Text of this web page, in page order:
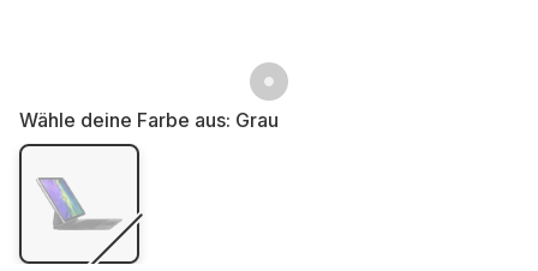
Wähle deine Farbe aus: Grau